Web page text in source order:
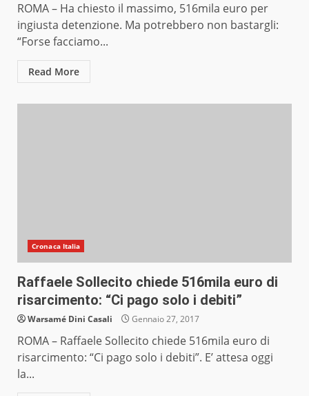
ROMA – Ha chiesto il massimo, 516mila euro per
ingiusta detenzione. Ma potrebbero non bastargli:
“Forse facciamo...
Read More
Cronaca Italia
Raffaele Sollecito chiede 516mila euro di
risarcimento: “Ci pago solo i debiti”
Warsamé Dini Casali Gennaio 27, 2017
ROMA – Raffaele Sollecito chiede 516mila euro di
risarcimento: “Ci pago solo i debiti”. E’ attesa oggi
la...